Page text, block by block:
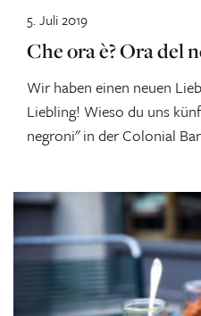
Che ora è? Ora del
Wir haben einen neuen
Liebling! Wieso du uns
negroni" in der Colonial
5. Juli 2019